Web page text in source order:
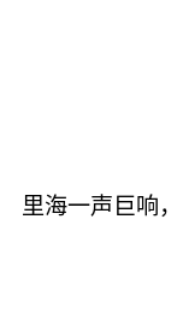
里海一声巨响